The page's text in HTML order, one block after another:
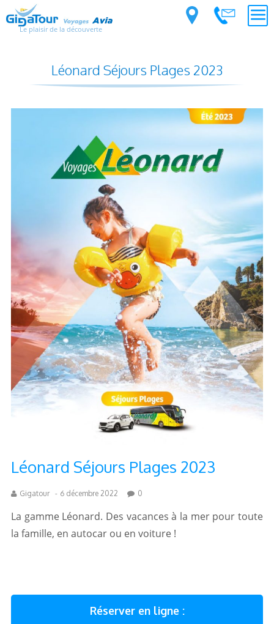
Le plaisir de la découverte
Léonard Séjours Plages 2023
Réserver en ligne :
Léonard Séjours Plages 2023
Gigatour - 6 décembre 2022 0
La gamme Léonard. Des vacances à la mer pour toute
la famille, en autocar ou en voiture !